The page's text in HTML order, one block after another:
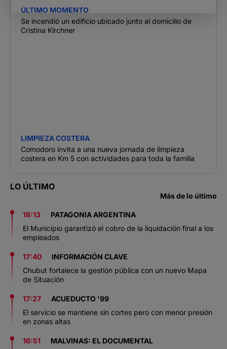
ÚLTIMO MOMENTO
Se incendió un edificio ubicado junto al domicilio de
Cristina Kirchner
LIMPIEZA COSTERA
Comodoro invita a una nueva jornada de limpieza
costera en Km 5 con actividades para toda la familia
LO ÚLTIMO
Más de lo último
18:13
PATAGONIA ARGENTINA
El Municipio garantizó el cobro de la liquidación final a los
empleados
17:40
INFORMACIÓN CLAVE
Chubut fortalece la gestión pública con un nuevo Mapa
de Situación
17:27
ACUEDUCTO '99
El servicio se mantiene sin cortes pero con menor presión
en zonas altas
16:51
MALVINAS: EL DOCUMENTAL